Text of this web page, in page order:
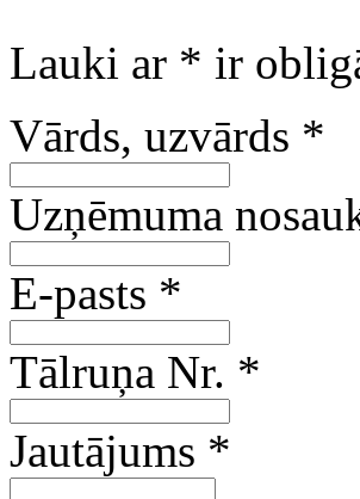
Lauki ar * ir
Vārds, uzvārds *
Uzņēmuma
E-pasts *
Tālruņa Nr. *
Jautājums *